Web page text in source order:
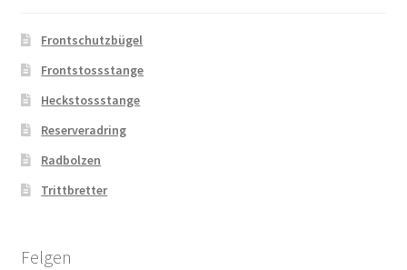
Frontschutzbügel
Frontstossstange
Heckstossstange
Reserveradring
Radbolzen
Trittbretter
Felgen